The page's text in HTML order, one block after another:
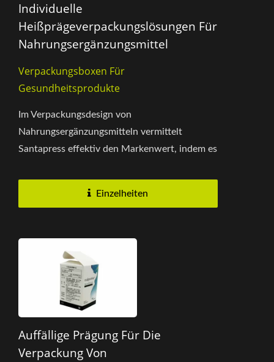
Individuelle
Heißprägeverpackungslösungen Für
Nahrungsergänzungsmittel
Verpackungsboxen Für
Gesundheitsprodukte
Im Verpackungsdesign von
Nahrungsergänzungsmitteln vermittelt
Santapress effektiv den Markenwert, indem es
Oberflächenbedruckung...
Einzelheiten
Auffällige Prägung Für Die
Verpackung Von